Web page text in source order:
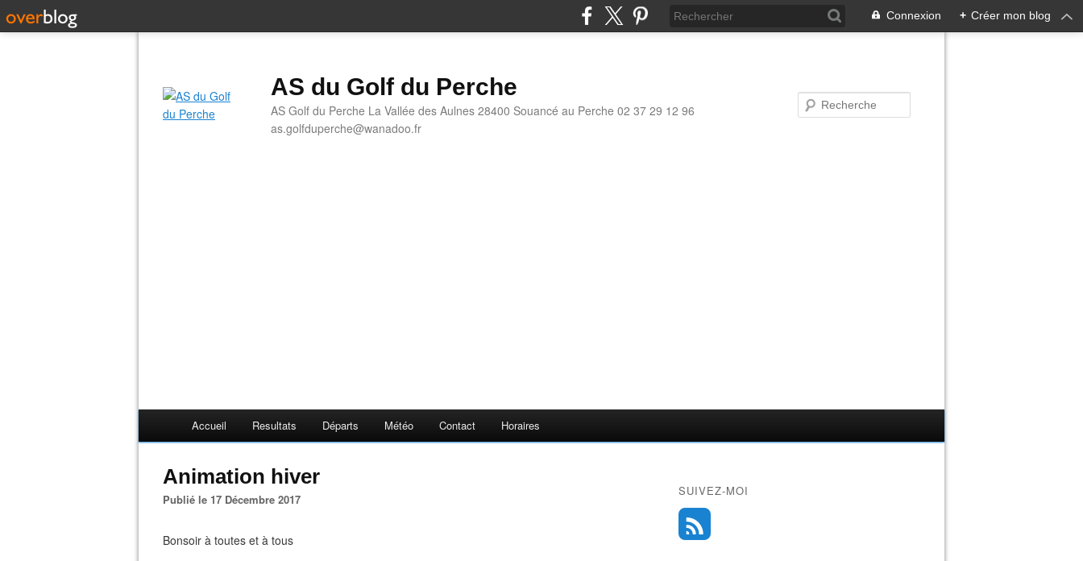
Connexion + Créer mon blog
AS du Golf du Perche
AS Golf du Perche La Vallée des Aulnes 28400 Souancé au Perche 02 37 29 12 96
as.golfduperche@wanadoo.fr
Accueil Resultats Départs Météo Contact Horaires
Animation hiver
Publié le 17 Décembre 2017
Bonsoir à toutes et à tous
SUIVEZ-MOI